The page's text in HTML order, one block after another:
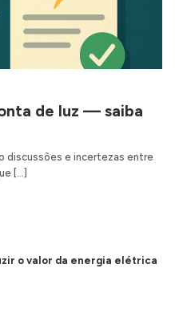
de luz — saiba
discussões e incertezas entre
[…]
o valor da energia elétrica